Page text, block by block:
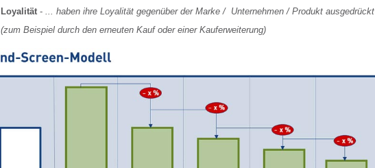
Loyalität - ... haben ihre Loyalität gegenüber der Marke / Unternehmen / Produkt ausgedrückt
(zum Beispiel durch den erneuten Kauf oder einer Kauferweiterung)